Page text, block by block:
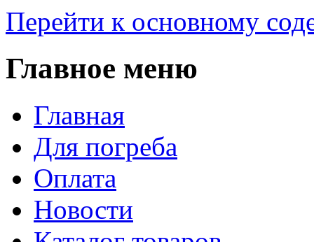
Перейти к основному
Главное меню
Главная
Для погреба
Оплата
Новости